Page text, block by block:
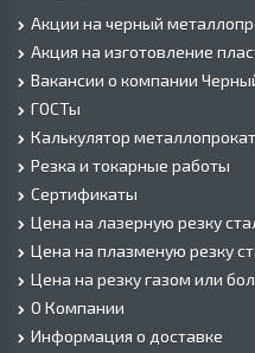
Акции на черный
Акция на изготовление
Вакансии о компании
ГОСТы
Калькулятор
Резка и токарные работы
Сертификаты
Цена на лазерную резку
Цена на плазменую резку
Цена на резку газом или
О Компании
Информация о доставке